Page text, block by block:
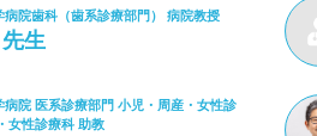
病院歯科（歯系診療部門） 病院教授
生
病院 医系診療部門 小児・周産・女性診
女性診療科 助教